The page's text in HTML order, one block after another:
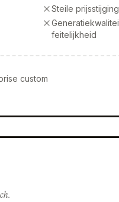
Steile
feitelijkheid
custom